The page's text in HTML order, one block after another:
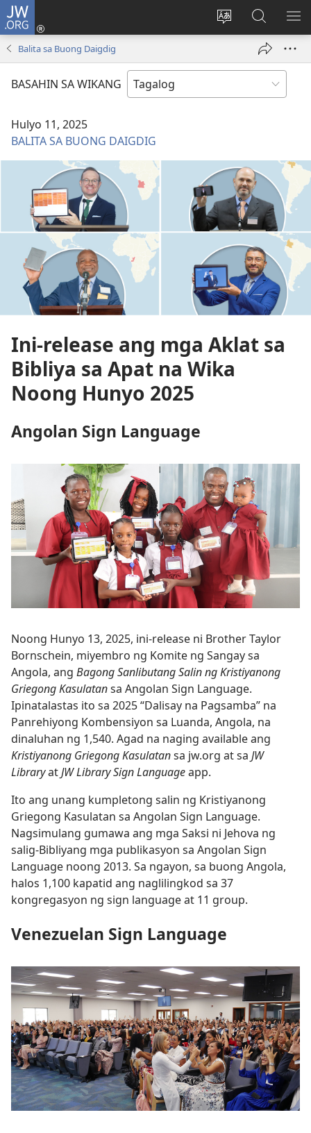
JW.ORG
Baguhin
ng
Mag-
log
bubukas
sa
JW.ORG
Balita sa Buong Daigdig
BASAHIN SA WIKANG
Hulyo 11, 2025
BALITA SA BUONG DAIGDIG
Ini-release ang mga Aklat sa
Bibliya sa Apat na Wika
Noong Hunyo 2025
Angolan Sign Language
Noong Hunyo 13, 2025, ini-release ni Brother Taylor
Bornschein, miyembro ng Komite ng Sangay sa
Angola, ang Bagong Sanlibutang Salin ng Kristiyanong
Griegong Kasulatansa Angolan Sign Language.
Ipinatalastas ito sa 2025 “Dalisay na Pagsamba” na
Panrehiyong Kombensiyon sa Luanda, Angola, na
dinaluhan ng 1,540. Agad na naging available ang
Kristiyanong Griegong Kasulatansa jw.org at sa JW
LibraryatJW Library Sign Languageapp.
Ito ang unang kumpletong salin ng Kristiyanong
Griegong Kasulatan sa Angolan Sign Language.
Nagsimulang gumawa ang mga Saksi ni Jehova ng
salig-Bibliyang mga publikasyon sa Angolan Sign
Language noong 2013. Sa ngayon, sa buong Angola,
halos 1,100 kapatid ang naglilingkod sa 37
kongregasyon ng sign language at 11 group.
Venezuelan Sign Language